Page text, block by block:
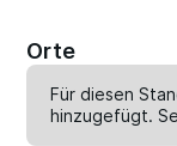
Orte
Für diesen
hinzugefügt.